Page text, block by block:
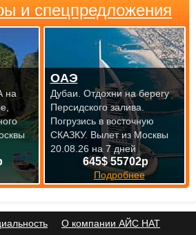
и спецпредложения
на
645$ 55702р
Подробнее
ОАЭ
Дубаи. Отдохни на берегу
Персидского залива.
Погрузись в восточную
СКАЗКУ. Вылет из Москвы
20.08.26 на 7 дней
О компании АЙС НАТ